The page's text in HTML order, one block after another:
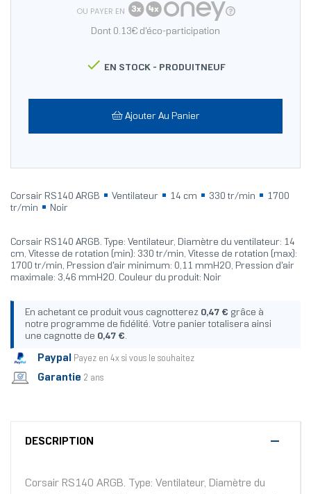
OU PAYER EN
Dont 0.13€ d'éco-participation
 EN STOCK - PRODUITNEUF
Ajouter Au Panier
Corsair RS140 ARGB Ventilateur 14 cm 330 tr/min
1700
tr/min
Noir
Corsair RS140 ARGB. Type: Ventilateur, Diamètre du ventilateur: 14
cm, Vitesse de rotation (min): 330 tr/min, Vitesse de rotation (max):
1700 tr/min, Pression d'air minimum: 0,11 mmH2O, Pression d'air
maximale: 3,46 mmH2O. Couleur du produit: Noir
En achetant ce produit vous cagnotterez 0,47 € grâce à
notre programme de fidélité. Votre panier totalisera ainsi
une cagnotte de 0,47 €.
Paypal Payez en 4x si vous le souhaitez
Garantie 2 ans
DESCRIPTION
Corsair RS140 ARGB. Type: Ventilateur, Diamètre du